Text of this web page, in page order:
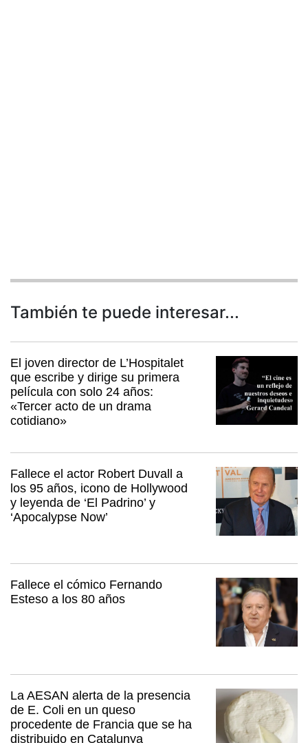
También te puede interesar...
El joven director de L’Hospitalet
que escribe y dirige su primera
película con solo 24 años:
«Tercer acto de un drama
cotidiano»
Fallece el actor Robert Duvall a
los 95 años, icono de Hollywood
y leyenda de ‘El Padrino’ y
‘Apocalypse Now’
Fallece el cómico Fernando
Esteso a los 80 años
La AESAN alerta de la presencia
de E. Coli en un queso
procedente de Francia que se ha
distribuido en Catalunya